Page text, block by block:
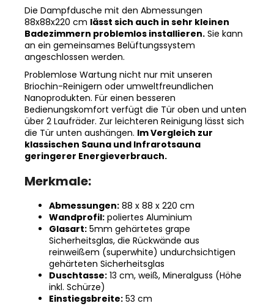
Die Dampfdusche mit den Abmessungen
88x88x220 cm lässt sich auch in sehr kleinen
Badezimmern problemlos installieren. Sie kann
an ein gemeinsames Belüftungssystem
angeschlossen werden.
Problemlose Wartung nicht nur mit unseren
Briochin-Reinigern oder umweltfreundlichen
Nanoprodukten. Für einen besseren
Bedienungskomfort verfügt die Tür oben und unten
über 2 Laufräder. Zur leichteren Reinigung lässt sich
die Tür unten aushängen. Im Vergleich zur
klassischen Sauna und Infrarotsauna
geringerer Energieverbrauch.
Merkmale:
Abmessungen: 88 x 88 x 220 cm
Wandprofil: poliertes Aluminium
Glasart: 5mm gehärtetes grape
Sicherheitsglas, die Rückwände aus
reinweißem (superwhite) undurchsichtigen
gehärteten Sicherheitsglas
Duschtasse: 13 cm, weiß, Mineralguss (Höhe
inkl. Schürze)
Einstiegsbreite: 53 cm